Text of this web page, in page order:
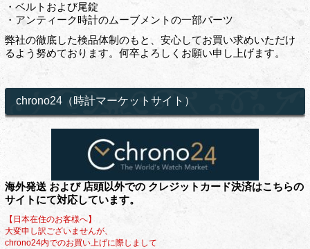
・ベルトおよび尾錠
・アンティーク時計のムーブメントの一部パーツ
弊社の徹底した検品体制のもと、安心してお買い求めいただけ
るよう努めております。何卒よろしくお願い申し上げます。
chrono24（時計マーケットサイト）
海外発送 および 店頭以外での クレジットカード決済はこちらの
サイトにて対応しています。
【日本在住のお客様へ】
大変申し訳ございませんが、
chrono24内でのお買い上げに際しまして